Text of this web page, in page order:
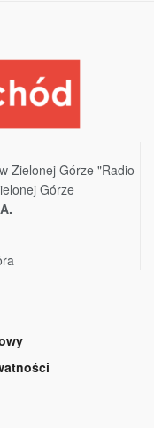
Zielonej Górze "Radio
Górze